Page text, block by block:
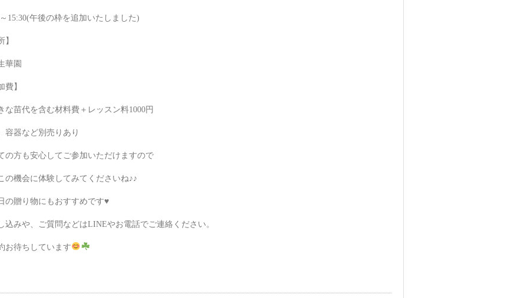
15:30(午後の枠を追加いたしました)
】
華園
費】
な苗代を含む材料費＋レッスン料1000円
容器など別売りあり
の方も安心してご参加いただけますので
の機会に体験してみてくださいね♪♪
の贈り物にもおすすめです♥️
込みや、ご質問などはLINEやお電話でご連絡ください。
お待ちしています